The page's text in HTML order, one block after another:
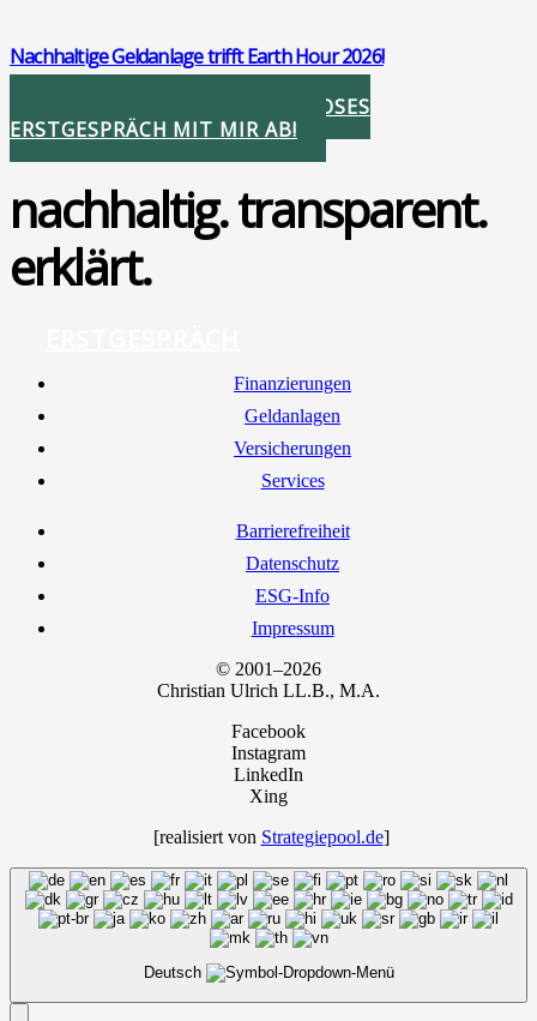
Nach­hal­ti­ge Geld­an­la­ge trifft Earth Hour 2026!
Donnerstag, 26. März 2026
STIMMEN SIE IHR KOSTENLOSES
ERSTGESPRÄCH MIT MIR AB!
nachhaltig. transparent.
erklärt.
Finan­zie­run­gen
Geld­an­la­gen
Ver­si­che­run­gen
Ser­vices
Bar­rie­re­frei­heit
Daten­schutz
ESG-Info
Impres­sum
© 2001–2026
Chris­ti­an Ulrich LL.B., M.A.
Facebook
Instagram
LinkedIn
Xing
[rea­li­siert von Strategiepool.de]
Deutsch